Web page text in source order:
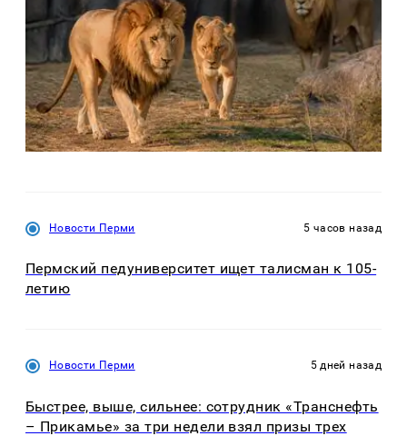
Новости Перми 5 часов назад
Пермский педуниверситет ищет талисман к 105-
летию
Новости Перми 5 дней назад
Быстрее, выше, сильнее: сотрудник «Транснефть
– Прикамье» за три недели взял призы трех